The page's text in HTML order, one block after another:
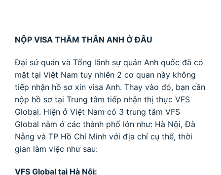
NỘP VISA THĂM THÂN ANH Ở ĐÂU
Đại sứ quán và Tổng lãnh sự quán Anh quốc đã có
mặt tại Việt Nam tuy nhiên 2 cơ quan này không
tiếp nhận hồ sơ xin visa Anh. Thay vào đó, bạn cần
nộp hồ sơ tại Trung tâm tiếp nhận thị thực VFS
Global. Hiện ở Việt Nam có 3 trung tâm VFS
Global nằm ở các thành phố lớn như: Hà Nội, Đà
Nẵng và TP Hồ Chí Minh với địa chỉ cụ thể, thời
gian làm việc như sau:
VFS Global tại Hà Nội: